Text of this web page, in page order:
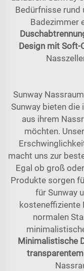
Bedürfnisse rund
Badezimmer
Design mit Soft-
Sunway
Sunway bieten die
aus ihrem
möchten.
macht uns zur
Egal ob groß
Produkte sorgen
für Sunway
kosteneffiziente
normalen
Minimalistische